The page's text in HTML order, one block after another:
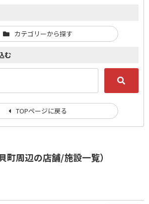
町周辺の店舗/施設一覧）
カテゴリーから探す
む
TOPページに戻る